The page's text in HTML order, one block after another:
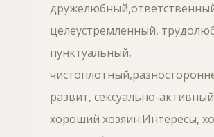
целеустремленный,
пунктуальный,
развит, сексуально-
хороший хозяин.Интересы,